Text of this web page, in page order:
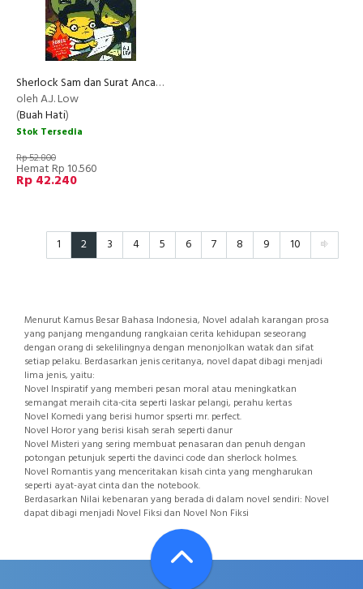
Sherlock Sam dan Surat Ancaman di Bras Basah
oleh A.J. Low
(Buah Hati)
Stok Tersedia
Rp 52.800
Hemat Rp 10.560
Rp 42.240
1 2 3 4 5 6 7 8 9 10
Menurut Kamus Besar Bahasa Indonesia, Novel adalah karangan prosa
yang panjang mengandung rangkaian cerita kehidupan seseorang
dengan orang di sekelilingnya dengan menonjolkan watak dan sifat
setiap pelaku. Berdasarkan jenis ceritanya, novel dapat dibagi menjadi
lima jenis, yaitu:
Novel Inspiratif yang memberi pesan moral atau meningkatkan
semangat meraih cita-cita seperti laskar pelangi, perahu kertas
Novel Komedi yang berisi humor spserti mr. perfect.
Novel Horor yang berisi kisah serah seperti danur
Novel Misteri yang sering membuat penasaran dan penuh dengan
potongan petunjuk seperti the davinci code dan sherlock holmes.
Novel Romantis yang menceritakan kisah cinta yang mengharukan
seperti ayat-ayat cinta dan the notebook.
Berdasarkan Nilai kebenaran yang berada di dalam novel sendiri: Novel
dapat dibagi menjadi Novel Fiksi dan Novel Non Fiksi